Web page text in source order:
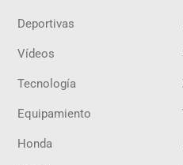
Deportivas
Vídeos
Tecnología
Equipamiento
Honda